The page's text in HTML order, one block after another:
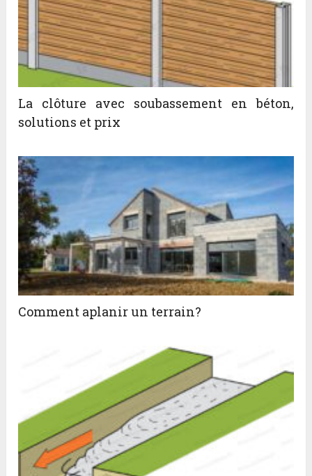
La clôture avec soubassement en béton,
solutions et prix
Comment aplanir un terrain?